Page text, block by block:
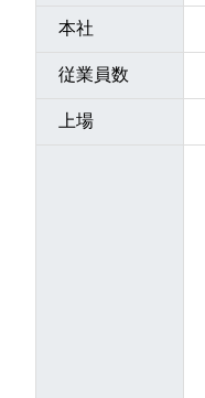
本社
従業員数
上場